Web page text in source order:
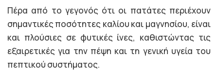
Πέρα από το γεγονός ότι οι πατάτες περιέχουν
σημαντικές ποσότητες καλίου και μαγνησίου, είναι
και πλούσιες σε φυτικές ίνες, καθιστώντας τις
εξαιρετικές για την πέψη και τη γενική υγεία του
πεπτικού συστήματος.